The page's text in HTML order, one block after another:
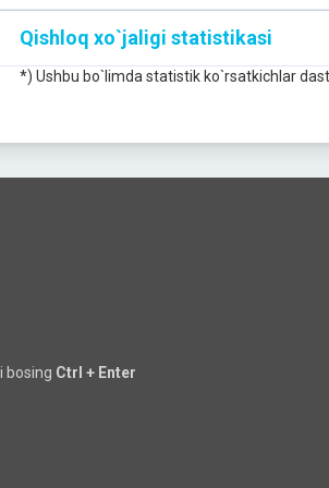
Qishloq xo`jaligi statistikasi
*) Ushbu bo`limda statistik ko`rsatkichlar
bosing Ctrl + Enter